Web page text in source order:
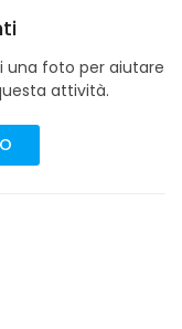
una foto per aiutare
attività.